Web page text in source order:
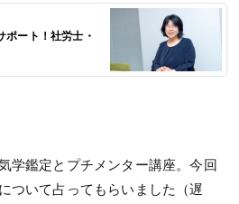
ポート！社労士・
学鑑定とプチメンター講座。今回
ついて占ってもらいました（遅